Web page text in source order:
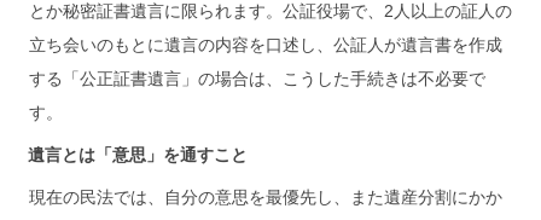
とか秘密証書遺言に限られます。公証役場で、2人以上の証人の
立ち会いのもとに遺言の内容を口述し、公証人が遺言書を作成
する「公正証書遺言」の場合は、こうした手続きは不必要で
す。
遺言とは「意思」を通すこと
現在の民法では、自分の意思を最優先し、また遺産分割にかか